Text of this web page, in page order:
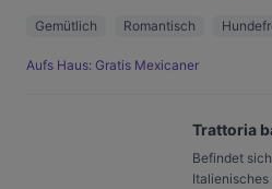
Gemütlich Romantisch
Aufs Haus: Gratis Mexicaner
Trattoria
Befindet